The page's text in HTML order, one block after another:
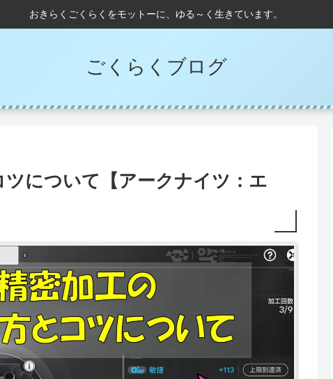
おきらくごくらくをモットーに、ゆる～く生きています。
ごくらくブログ
について【アークナイツ：エ